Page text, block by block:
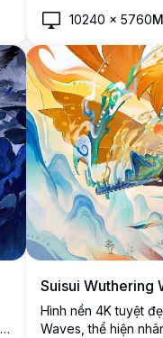
10240 × 5760
Suisui Wuthering
Hình nền 4K tuyệt
Waves, thể hiện